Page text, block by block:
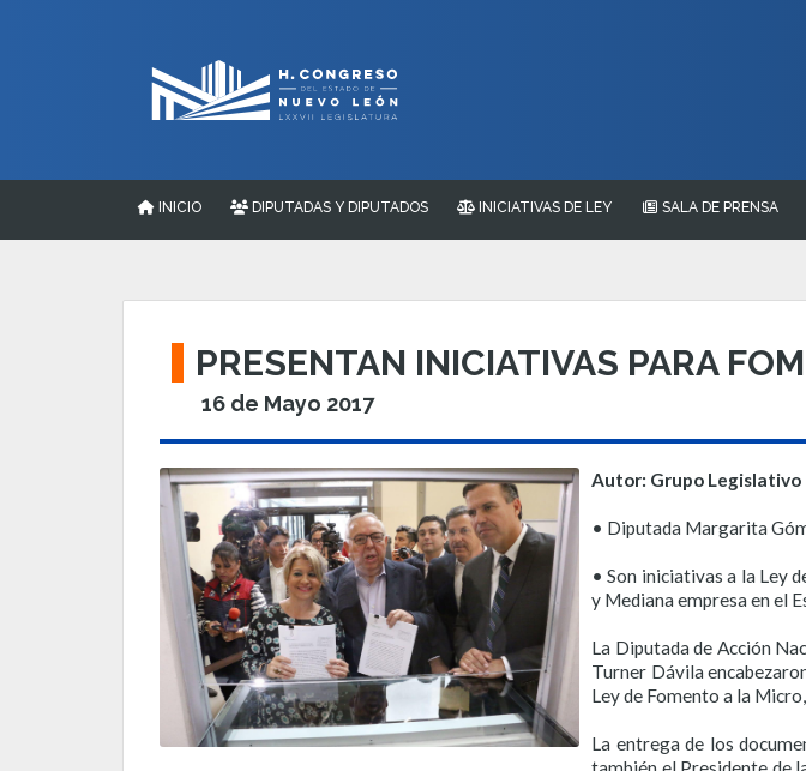
INICIO DIPUTADAS Y DIPUTADOS INICIATIVAS DE LEY SALA DE PRENSA
PRESENTAN INICIATIVAS PARA
16 de Mayo 2017
Autor: Grupo Legislativo
• Diputada Margarita
• Son iniciativas a la Ley
y Mediana empresa en el
La Diputada de Acción
Turner Dávila
Ley de Fomento a la
La entrega de los